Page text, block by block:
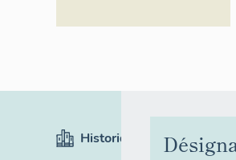
Historique